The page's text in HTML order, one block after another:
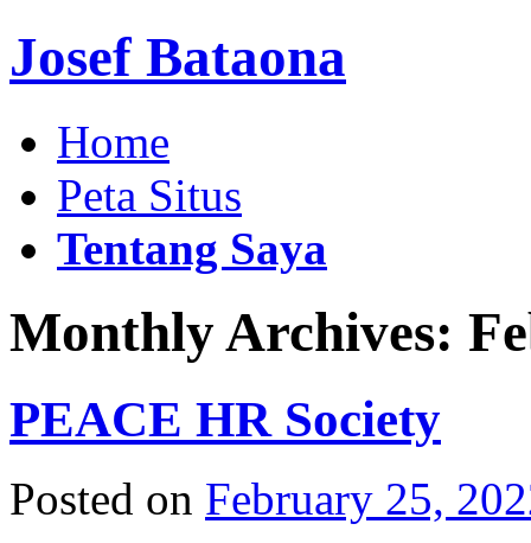
Josef Bataona
Home
Peta Situs
Tentang Saya
Monthly Archives:
PEACE HR Society
Posted on February 25,